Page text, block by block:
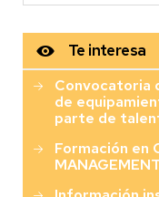
Te interesa
Convocatoria
de
parte de
Formación en